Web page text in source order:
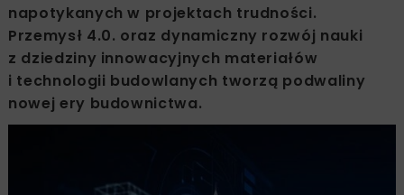
napotykanych w projektach trudności.
Przemysł 4.0. oraz dynamiczny rozwój nauki
z dziedziny innowacyjnych materiałów
i technologii budowlanych tworzą podwaliny
nowej ery budownictwa.